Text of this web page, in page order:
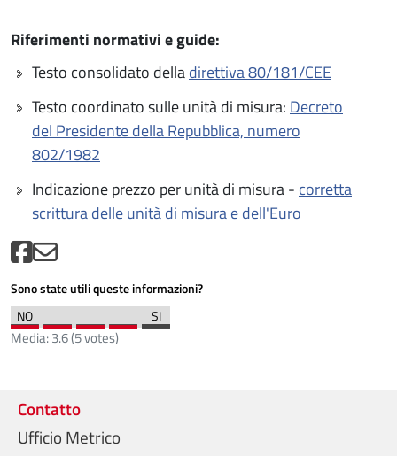
Riferimenti normativi e guide:
Testo consolidato delladirettiva 80/181/CEE
Testo coordinato sulle unità di misura: Decreto
del Presidente della Repubblica, numero
802/1982
Indicazione prezzo per unità di misura - corretta
scrittura delle unità di misura e dell'Euro
Sono state utili queste informazioni?
Media:3.6(5votes)
Contatto
Ufficio Metrico